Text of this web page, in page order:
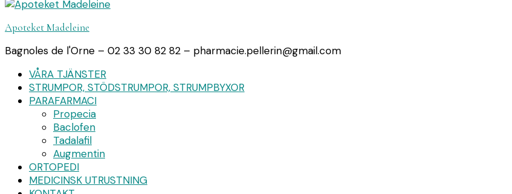
Apoteket Madeleine
Bagnoles de l'Orne – 02 33 30 82 82 – pharmacie.pellerin@gmail.com
VÅRA TJÄNSTER
STRUMPOR, STÖDSTRUMPOR, STRUMPBYXOR
PARAFARMACI
Propecia
Baclofen
Tadalafil
Augmentin
ORTOPEDI
MEDICINSK UTRUSTNING